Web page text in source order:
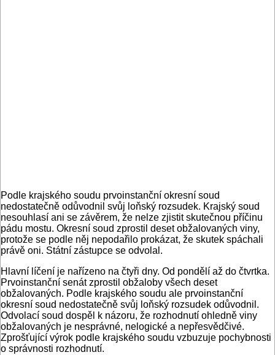
Podle krajského soudu prvoinstanční okresní soud
nedostatečně odůvodnil svůj loňský rozsudek. Krajský soud
nesouhlasí ani se závěrem, že nelze zjistit skutečnou příčinu
pádu mostu. Okresní soud zprostil deset obžalovaných viny,
protože se podle něj nepodařilo prokázat, že skutek spáchali
právě oni. Státní zástupce se odvolal.
Hlavní líčení je nařízeno na čtyři dny. Od pondělí až do čtvrtka.
Prvoinstanční senát zprostil obžaloby všech deset
obžalovaných. Podle krajského soudu ale prvoinstanční
okresní soud nedostatečně svůj loňský rozsudek odůvodnil.
Odvolací soud dospěl k názoru, že rozhodnutí ohledně viny
obžalovaných je nesprávné, nelogické a nepřesvědčivé.
Zprošťující výrok podle krajského soudu vzbuzuje pochybnosti
o správnosti rozhodnutí.